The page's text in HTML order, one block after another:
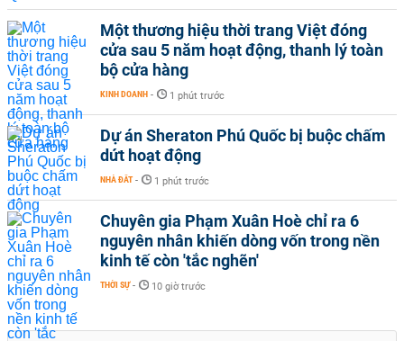
Một thương hiệu thời trang Việt đóng
cửa sau 5 năm hoạt động, thanh lý toàn
bộ cửa hàng
KINH DOANH - 1 phút trước
Dự án Sheraton Phú Quốc bị buộc chấm
dứt hoạt động
NHÀ ĐẤT - 1 phút trước
Chuyên gia Phạm Xuân Hoè chỉ ra 6
nguyên nhân khiến dòng vốn trong nền
kinh tế còn 'tắc nghẽn'
THỜI SỰ - 10 giờ trước